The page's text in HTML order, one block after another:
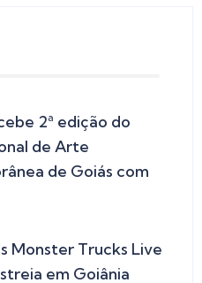
2ª edição do
de Arte
de Goiás com
Monster Trucks Live
em Goiânia